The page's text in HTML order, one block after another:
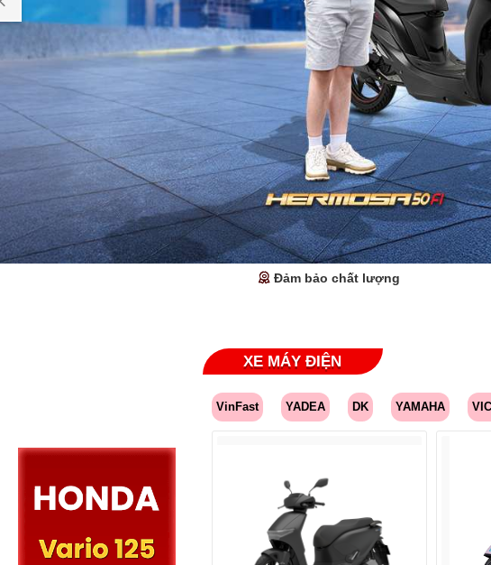
Đảm bảo chất lượng
XE MÁY ĐIỆN
VinFast YADEA DK YAMAHA